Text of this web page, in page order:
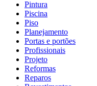
Pintura
Piscina
Piso
Planejamento
Portas e portões
Profissionais
Projeto
Reformas
Reparos